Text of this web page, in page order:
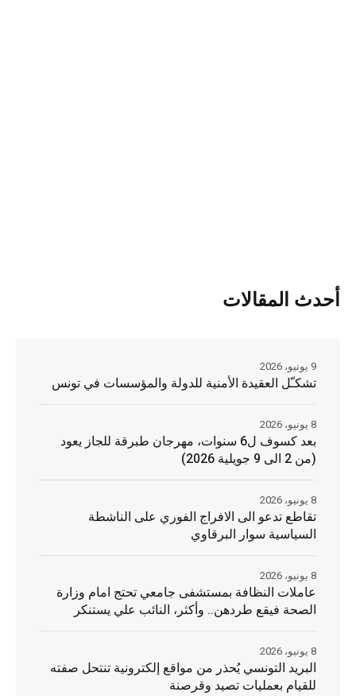
أحدث المقالات
تشكـّل العقيدة الأمنية للدولة والمؤسسات في تونس
9 يونيو، 2026
بعد كسوف ل6 سنوات، مهرجان طبرقة للجاز يعود
(من 2 الى 9 جويلية 2026)
8 يونيو، 2026
تقاطع تدعو الى الافراج الفوري على الناشطة
السياسية سوار البرقاوي
8 يونيو، 2026
عاملات النظافة بمستشفى جامعي تحتج امام وزارة
الصحة فيقع طردهن.. وأكثر، النائب علي يستنكر
8 يونيو، 2026
البريد التونسي يُحذر من مواقع إلكترونية تنتحل صفته
للقيام بعمليات تصيد وقرصنة
8 يونيو، 2026